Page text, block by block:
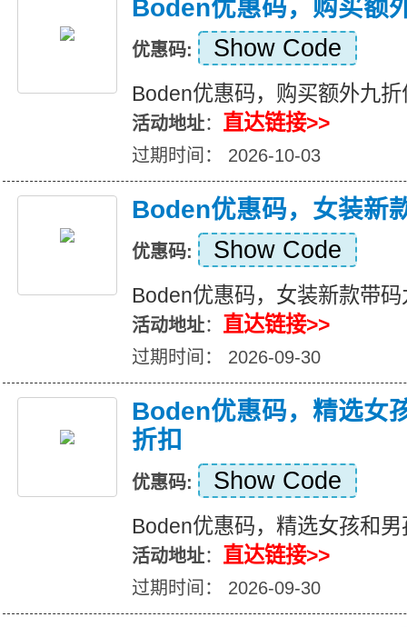
Boden优惠码，购买额
优惠码: Show Code
Boden优惠码，购买额外九
活动地址： 直达链接>>
过期时间： 2026-10-03
Boden优惠码，女装新
优惠码: Show Code
Boden优惠码，女装新款带
活动地址： 直达链接>>
过期时间： 2026-09-30
Boden优惠码，精选女
折扣
优惠码: Show Code
Boden优惠码，精选女孩和
活动地址： 直达链接>>
过期时间： 2026-09-30